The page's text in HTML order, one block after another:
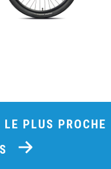
PLUS PROCHE